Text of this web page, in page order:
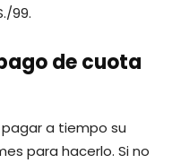
99.
de cuota
a tiempo su
para hacerlo. Si no